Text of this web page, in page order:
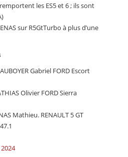
les ES5 et 6 ; ils sont
sur R5GtTurbo à plus d’une
Gabriel FORD Escort
Olivier FORD Sierra
Mathieu. RENAULT 5 GT